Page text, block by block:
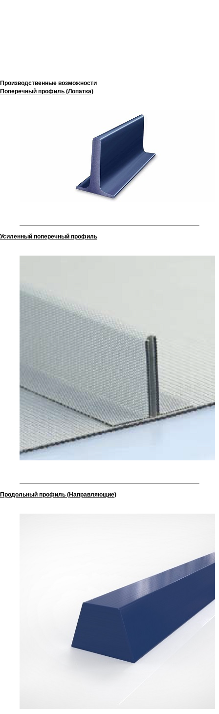
Производственные возможности
Поперечный профиль (Лопатка)
Усиленный поперечный профиль
Продольный профиль (Направляющие)